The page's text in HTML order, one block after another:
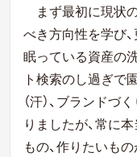
まず最初に現状
べき方向性を学び
眠っている資産の
ト検索のし過ぎで
（汗）、ブランド
りましたが、常に
もの、作りたいも